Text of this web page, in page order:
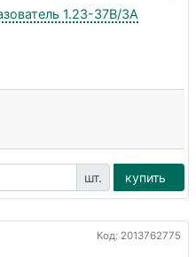
1.23-37В/3A
шт. купить
Код: 2013762775